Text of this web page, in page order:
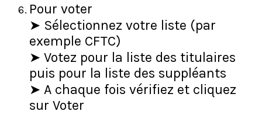
Pour voter
➤ Sélectionnez votre liste (par
exemple CFTC)
➤ Votez pour la liste des titulaires
puis pour la liste des suppléants
➤ A chaque fois vérifiez et cliquez
sur Voter